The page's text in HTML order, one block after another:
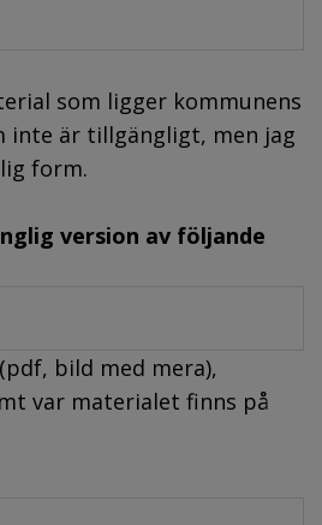
som ligger kommunens
inte är tillgängligt, men jag
form.
version av följande
bild med mera),
var materialet finns på